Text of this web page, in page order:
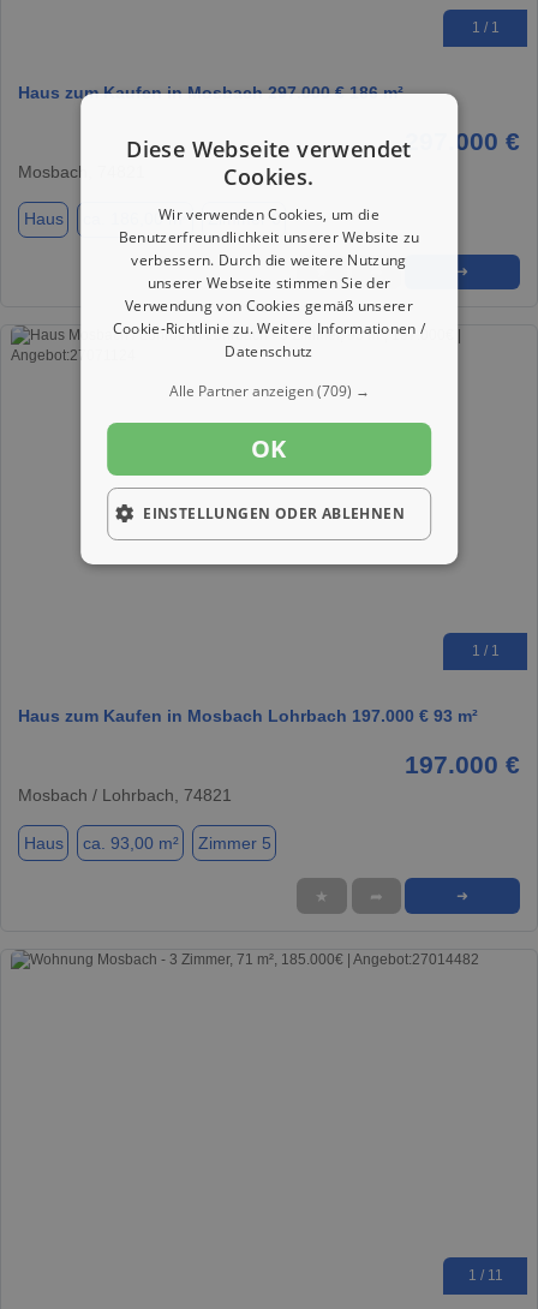
1 / 1
Haus zum Kaufen in Mosbach 297.000 € 186 m²
297.000 €
Mosbach, 74821
Haus ca. 186,00 m² Zimmer 6
➜
1 / 1
Haus zum Kaufen in Mosbach Lohrbach 197.000 € 93 m²
197.000 €
Mosbach / Lohrbach, 74821
Haus ca. 93,00 m² Zimmer 5
★ ➦ ➜
1 / 11
Diese Webseite verwendet
Cookies.
Wir verwenden Cookies, um die
Benutzerfreundlichkeit unserer Website zu
verbessern. Durch die weitere Nutzung
unserer Webseite stimmen Sie der
Verwendung von Cookies gemäß unserer
Cookie-Richtlinie zu.Weitere Informationen /
Datenschutz
Alle Partner anzeigen(709) →
OK
EINSTELLUNGEN ODER ABLEHNEN